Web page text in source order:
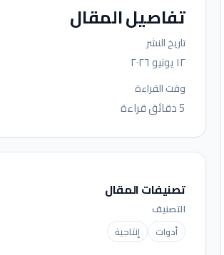
تفاصيل المقال
تاريخ النشر
١٢ يونيو ٢٠٢٦
وقت القراءة
5 دقائق قراءة
تصنيفات المقال
التصنيف
أدوات
إنتاجية